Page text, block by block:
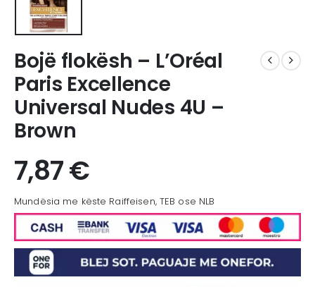
Bojë flokësh – L’Oréal
Paris Excellence
Universal Nudes 4U –
Brown
7,87€
Mundësia me këste Raiffeisen, TEB ose NLB